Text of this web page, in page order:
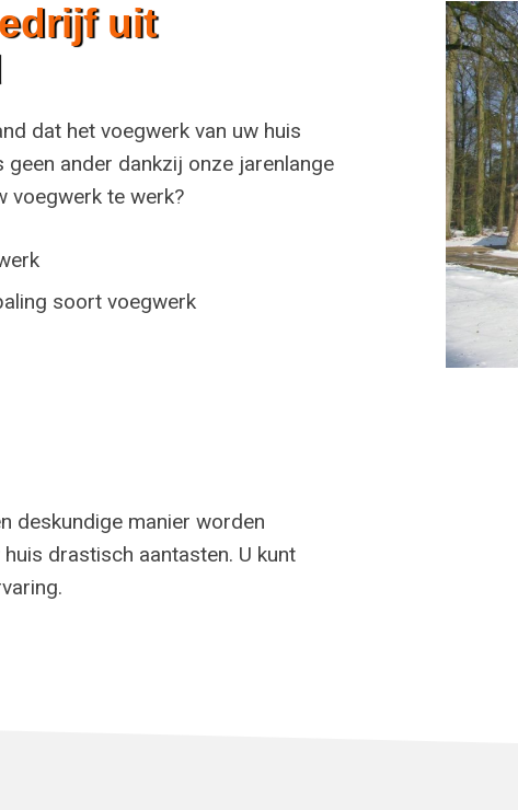
uit
dat het voegwerk van uw huis
geen ander dankzij onze jarenlange
voegwerk te werk?
soort voegwerk
deskundige manier worden
drastisch aantasten. U kunt